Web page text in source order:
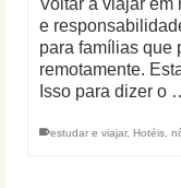
Voltar a viajar em
e
para famílias que
remotamente.
Isso para dizer o
estudar e viajar, Hotéis